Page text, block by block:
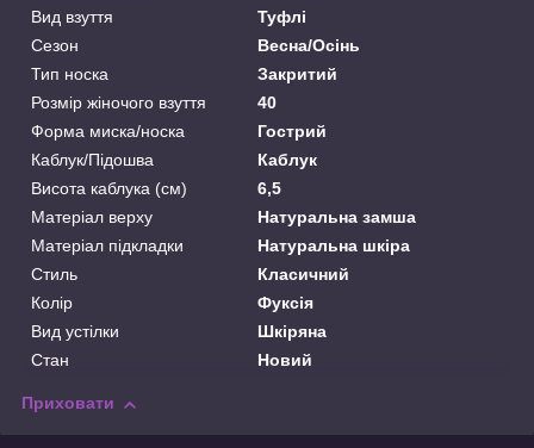
Вид взуття
Туфлі
Сезон
Весна/Осінь
Тип носка
Закритий
Розмір жіночого взуття
40
Форма миска/носка
Гострий
Каблук/Підошва
Каблук
Висота каблука (см)
6,5
Матеріал верху
Натуральна замша
Матеріал підкладки
Натуральна шкіра
Стиль
Класичний
Колір
Фуксія
Вид устілки
Шкіряна
Стан
Новий
Приховати